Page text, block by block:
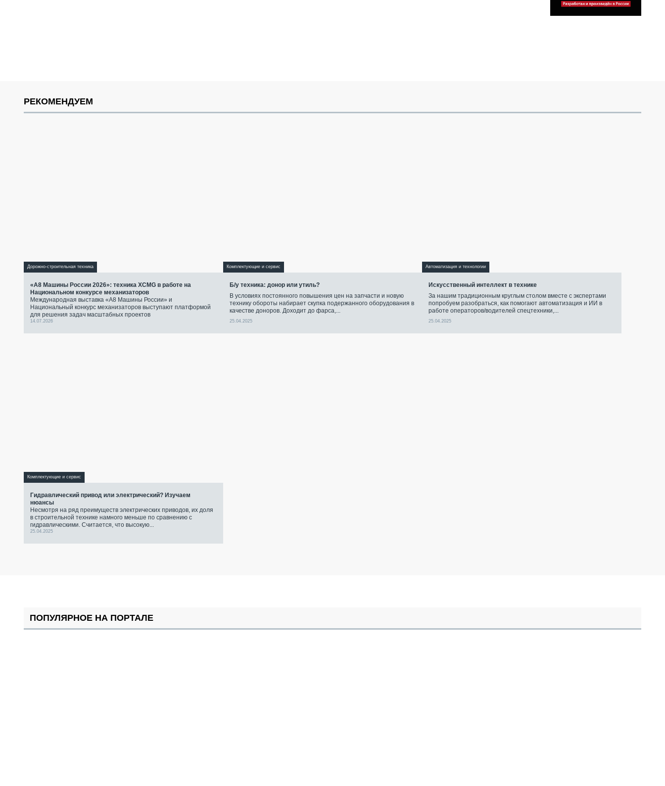
РЕКОМЕНДУЕМ
Дорожно-строительная техника
«А8 Машины России 2026»: техника XCMG в работе на
Национальном конкурсе механизаторов
Международная выставка «А8 Машины России» и
Национальный конкурс механизаторов выступают платформой
для решения задач масштабных проектов
14.07.2026
Комплектующие и сервис
Б/у техника: донор или утиль?
В условиях постоянного повышения цен на запчасти и новую
технику обороты набирает скупка подержанного оборудования в
качестве доноров. Доходит до фарса,...
25.04.2025
Автоматизация и технологии
Искусственный интеллект в технике
За нашим традиционным круглым столом вместе с экспертами
попробуем разобраться, как помогают автоматизация и ИИ в
работе операторов/водителей спецтехники,...
25.04.2025
Комплектующие и сервис
Гидравлический привод или электрический? Изучаем
нюансы
Несмотря на ряд преимуществ электрических приводов, их доля
в строительной технике намного меньше по сравнению с
гидравлическими. Считается, что высокую...
25.04.2025
ПОПУЛЯРНОЕ НА ПОРТАЛЕ